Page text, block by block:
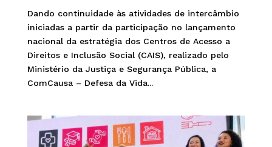
Dando continuidade às atividades de intercâmbio
iniciadas a partir da participação no lançamento
nacional da estratégia dos Centros de Acesso a
Direitos e Inclusão Social (CAIS), realizado pelo
Ministério da Justiça e Segurança Pública, a
ComCausa – Defesa da Vida...